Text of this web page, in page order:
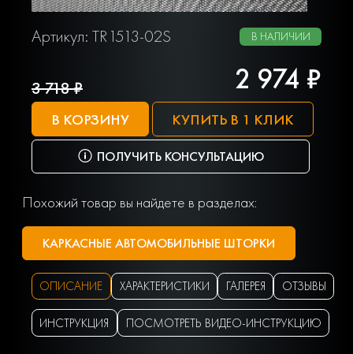
Артикул: TR1513-02S В НАЛИЧИИ
3 718 ₽ 2 974 ₽
В КОРЗИНУ КУПИТЬ В 1 КЛИК
ПОЛУЧИТЬ КОНСУЛЬТАЦИЮ
Похожий товар вы найдете в разделах:
КАРКАСНЫЕ АВТОМОБИЛЬНЫЕ ШТОРКИ
ОПИСАНИЕ ХАРАКТЕРИСТИКИ ГАЛЕРЕЯ ОТЗЫВЫ
ИНСТРУКЦИЯ ПОСМОТРЕТЬ ВИДЕО-ИНСТРУКЦИЮ